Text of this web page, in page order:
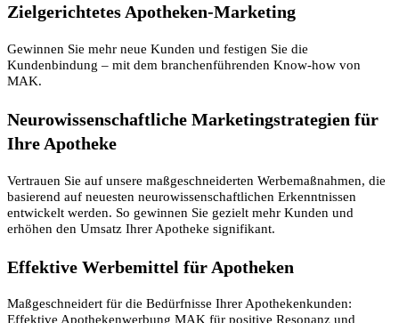
Zielgerichtetes Apotheken-Marketing
Gewinnen Sie mehr neue Kunden und festigen Sie die
Kundenbindung – mit dem branchenführenden Know-how von
MAK.
Neurowissenschaftliche Marketingstrategien für
Ihre Apotheke
Vertrauen Sie auf unsere maßgeschneiderten Werbemaßnahmen, die
basierend auf neuesten neurowissenschaftlichen Erkenntnissen
entwickelt werden. So gewinnen Sie gezielt mehr Kunden und
erhöhen den Umsatz Ihrer Apotheke signifikant.
Effektive Werbemittel für Apotheken
Maßgeschneidert für die Bedürfnisse Ihrer Apothekenkunden:
Effektive Apothekenwerbung MAK für positive Resonanz und